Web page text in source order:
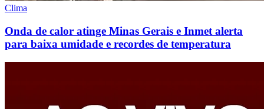
Clima
Onda de calor atinge Minas Gerais e Inmet alerta
para baixa umidade e recordes de temperatura